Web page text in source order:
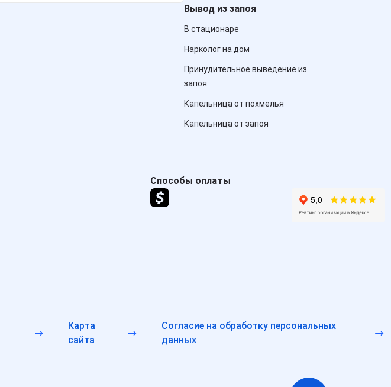
Вывод из запоя
В стационаре
Нарколог на дом
Принудительное выведение из
запоя
Капельница от похмелья
Капельница от запоя
Способы оплаты
Карта
сайта
Согласие на обработку персональных
данных